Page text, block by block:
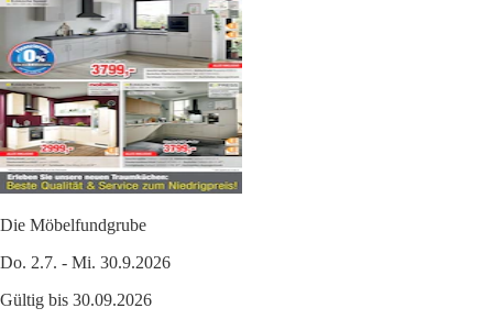
Die Möbelfundgrube
Do. 2.7. - Mi. 30.9.2026
Gültig bis 30.09.2026